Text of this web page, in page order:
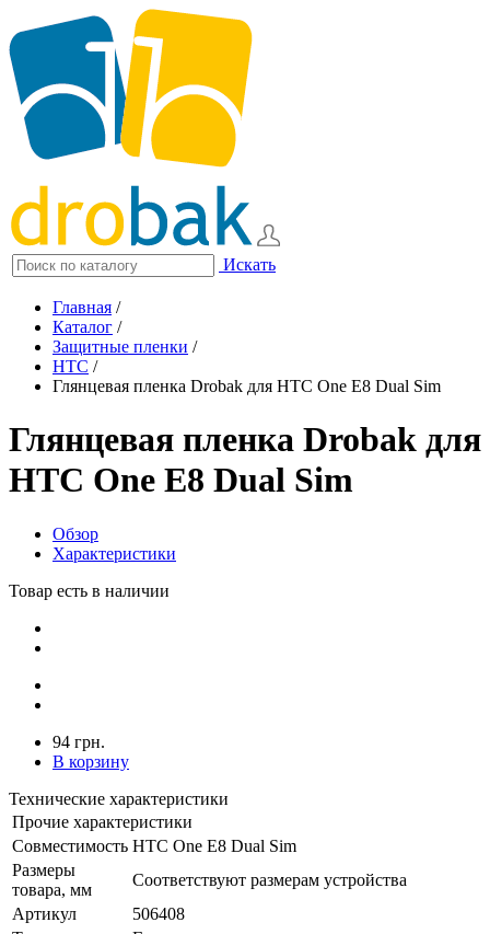
Искать
Главная /
Каталог /
Защитные пленки /
HTC /
Глянцевая пленка Drobak для HTC One E8 Dual Sim
Глянцевая пленка Drobak для
HTC One E8 Dual Sim
Обзор
Характеристики
Товар есть в наличии
94 грн.
В корзину
Технические характеристики
Прочие характеристики
Совместимость HTC One E8 Dual Sim
Размеры
товара, мм
Соответствуют размерам устройства
Артикул
506408